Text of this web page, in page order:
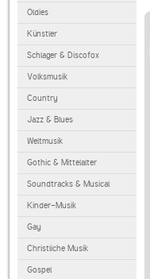
Oldies
Künstler
Schlager & Discofox
Volksmusik
Country
Jazz & Blues
Weltmusik
Gothic & Mittelalter
Soundtracks & Musical
Kinder-Musik
Gay
Christliche Musik
Gospel